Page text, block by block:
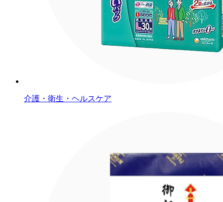
介護・衛生・ヘルスケア